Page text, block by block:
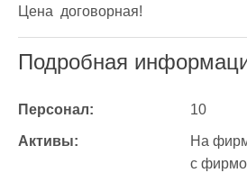
Цена  договорная!
Подробная
Персонал: 10
Активы:
На
с